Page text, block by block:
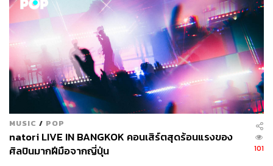
MUSIC / POP
natori LIVE IN BANGKOK คอนเสิร์ตสุดร้อนแรงของ
ศิลปินมากฝีมือจากญี่ปุ่น
101